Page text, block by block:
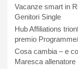
Vacanze smart in
Genitori Single
Hub Affiliations
premio
Cosa cambia – e
Maresca allenatore